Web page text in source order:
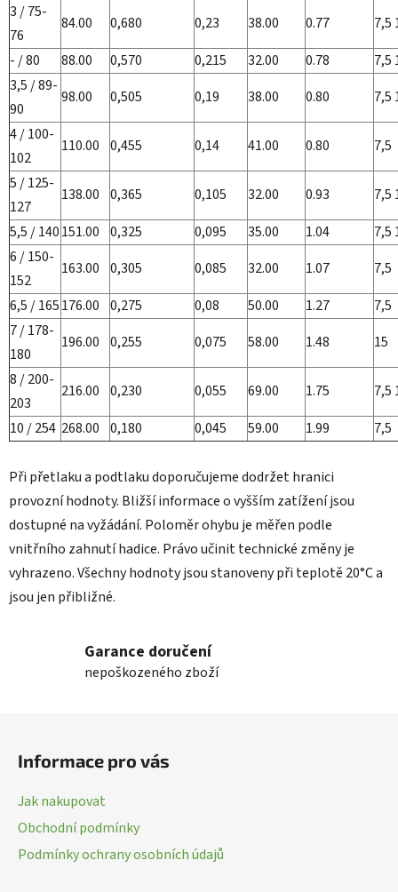
3 / 75-
76
84.00 0,680 0,23 38.00 0.77
7,5
- / 80
88.00 0,570 0,215 32.00 0.78
7,5
3,5 / 89-
90
98.00 0,505 0,19 38.00 0.80
7,5
4 / 100-
102
110.00 0,455 0,14 41.00 0.80
7,5
5 / 125-
127
138.00 0,365 0,105 32.00 0.93
7,5
5,5 / 140151.00 0,325 0,095 35.00 1.04
7,5
6 / 150-
152
163.00 0,305 0,085 32.00 1.07
7,5
6,5 / 165176.00 0,275 0,08 50.00 1.27
7,5
7 / 178-
180
196.00 0,255 0,075 58.00 1.48
15
8 / 200-
203
216.00 0,230 0,055 69.00 1.75
7,5
10 / 254 268.00 0,180 0,045 59.00 1.99 7,5
Při přetlaku a podtlaku doporučujeme dodržet hranici
provozní hodnoty. Bližší informace o vyšším zatížení jsou
dostupné na vyžádání. Poloměr ohybu je měřen podle
vnitřního zahnutí hadice. Právo učinit technické změny je
vyhrazeno. Všechny hodnoty jsou stanoveny při teplotě 20°C a
jsou jen přibližné.
Garance doručení
nepoškozeného zboží
Informace pro vás
Jak nakupovat
Obchodní podmínky
Podmínky ochrany osobních údajů